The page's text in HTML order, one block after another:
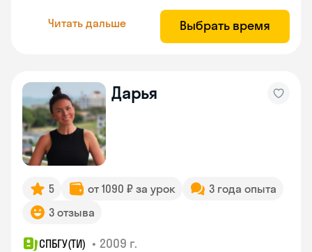
Читать дальше Выбрать время
Дарья
5 от 1090 ₽ за урок
3 года опыта
3 отзыва
СПБГУ(ТИ) • 2009 г.